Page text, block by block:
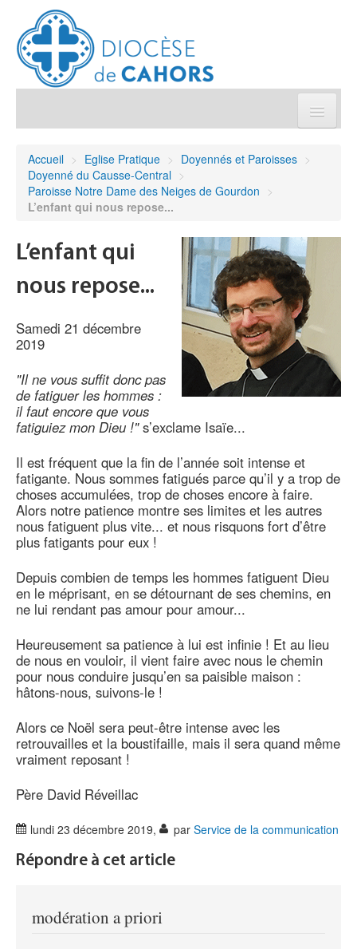
Démarches et sacrements
Accueil > Eglise Pratique > Doyennés et Paroisses >
Doyenné du Causse-Central >
Paroisse Notre Dame des Neiges de Gourdon >
L’enfant qui nous repose...
L’enfant qui
nous repose...
Samedi 21 décembre
2019
"Il ne vous suffit donc pas
de fatiguer les hommes :
il faut encore que vous
fatiguiez mon Dieu !"s’exclame Isaïe...
Il est fréquent que la fin de l’année soit intense et
fatigante. Nous sommes fatigués parce qu’il y a trop de
choses accumulées, trop de choses encore à faire.
Alors notre patience montre ses limites et les autres
nous fatiguent plus vite... et nous risquons fort d’être
plus fatigants pour eux !
Depuis combien de temps les hommes fatiguent Dieu
en le méprisant, en se détournant de ses chemins, en
ne lui rendant pas amour pour amour...
Heureusement sa patience à lui est infinie ! Et au lieu
de nous en vouloir, il vient faire avec nous le chemin
pour nous conduire jusqu’en sa paisible maison :
hâtons-nous, suivons-le !
Alors ce Noël sera peut-être intense avec les
retrouvailles et la boustifaille, mais il sera quand même
vraiment reposant !
Père David Réveillac
lundi 23 décembre 2019, par Service de la communication
Répondre à cet article
modération a priori